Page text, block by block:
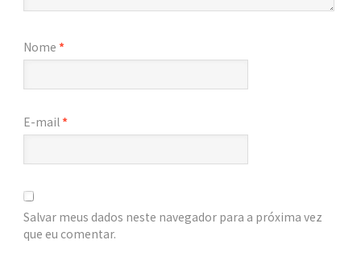
Nome *
E-mail*
Salvar meus dados neste navegador para a próxima vez
que eu comentar.